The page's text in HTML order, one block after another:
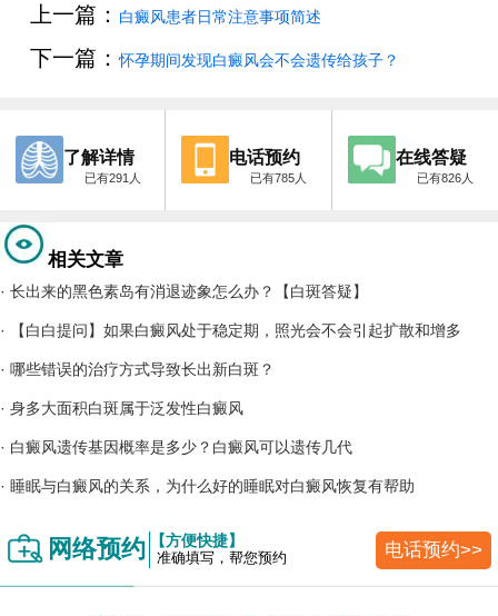
上一篇： 白癜风患者日常注意事项简述
下一篇：怀孕期间发现白癜风会不会遗传给孩子？
了解详情
已有291人
电话预约
已有785人
在线答疑
已有826人
相关文章
· 长出来的黑色素岛有消退迹象怎么办？【白斑答疑】
· 【白白提问】如果白癜风处于稳定期，照光会不会引起扩散和增多
· 哪些错误的治疗方式导致长出新白斑？
· 身多大面积白斑属于泛发性白癜风
· 白癜风遗传基因概率是多少？白癜风可以遗传几代
· 睡眠与白癜风的关系，为什么好的睡眠对白癜风恢复有帮助
网络预约 【方便快捷】
准确填写，帮您预约 电话预约>>